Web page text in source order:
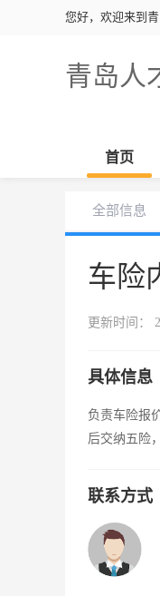
您好，欢迎来到青
青岛人
首页
全部信息
车险
更新时间：
具体信息
负责车险报
后交纳五险，
联系方式